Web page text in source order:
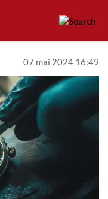
07 mai 2024 16:49